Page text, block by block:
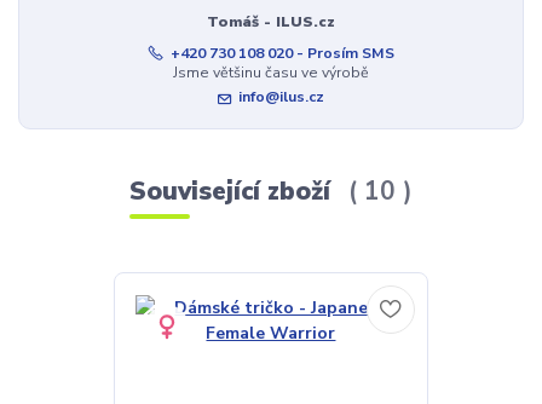
Tomáš - ILUS.cz
+420 730 108 020 - Prosím SMS
Jsme většinu času ve výrobě
info@ilus.cz
Související zboží 10